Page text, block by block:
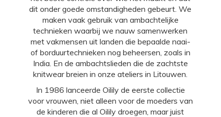
dit onder goede omstandigheden gebeurt. We
maken vaak gebruik van ambachtelijke
technieken waarbij we nauw samenwerken
met vakmensen uit landen die bepaalde naai-
of borduurtechnieken nog beheersen, zoals in
India. En de ambachtslieden die de zachtste
knitwear breien in onze ateliers in Litouwen.
In 1986 lanceerde Oilily de eerste collectie
voor vrouwen, niet alleen voor de moeders van
de kinderen die al Oilily droegen, maar juist